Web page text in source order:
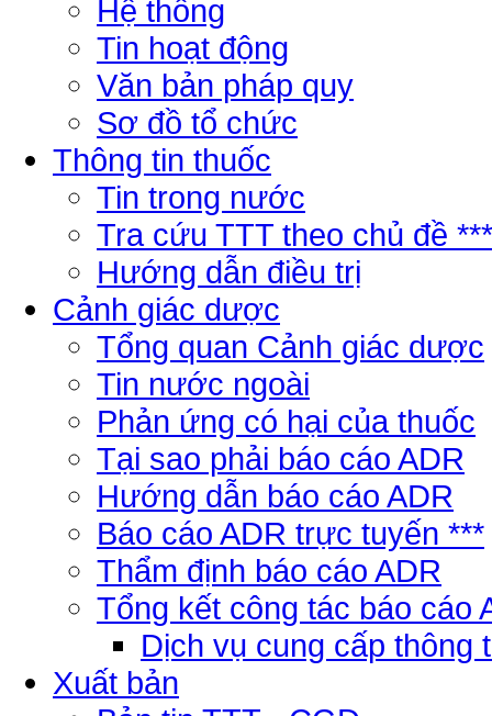
Hệ thống
Tin hoạt động
Văn bản pháp quy
Sơ đồ tổ chức
Thông tin thuốc
Tin trong nước
Tra cứu TTT theo chủ đề ***
Hướng dẫn điều trị
Cảnh giác dược
Tổng quan Cảnh giác dược
Tin nước ngoài
Phản ứng có hại của thuốc
Tại sao phải báo cáo ADR
Hướng dẫn báo cáo ADR
Báo cáo ADR trực tuyến ***
Thẩm định báo cáo ADR
Tổng kết công tác báo cáo
Dịch vụ cung cấp thông
Xuất bản